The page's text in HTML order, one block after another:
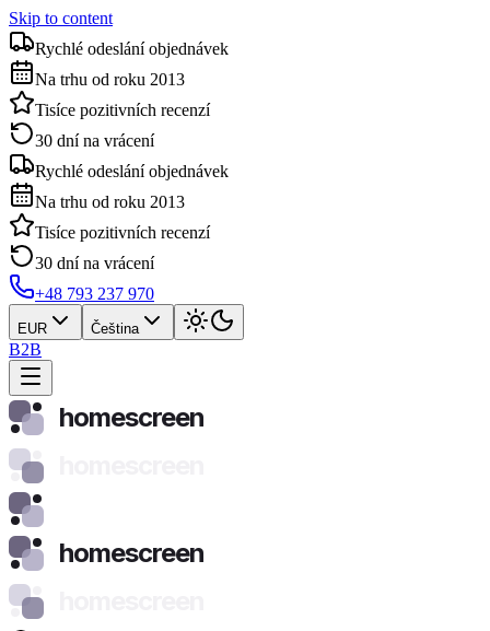
Skip to content
Rychlé odeslání objednávek
Na trhu od roku 2013
Tisíce pozitivních recenzí
30 dní na vrácení
Rychlé odeslání objednávek
Na trhu od roku 2013
Tisíce pozitivních recenzí
30 dní na vrácení
+48 793 237 970
EUR Čeština
B2B
homescreen
homescreen